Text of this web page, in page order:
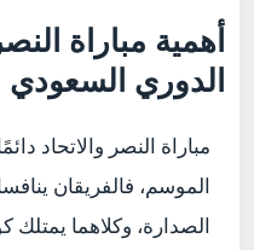
أهمية مباراة
الدوري السعودي
مباراة النصر والاتحاد
الموسم، فالفريقان
الصدارة، وكلاهما يمتلك